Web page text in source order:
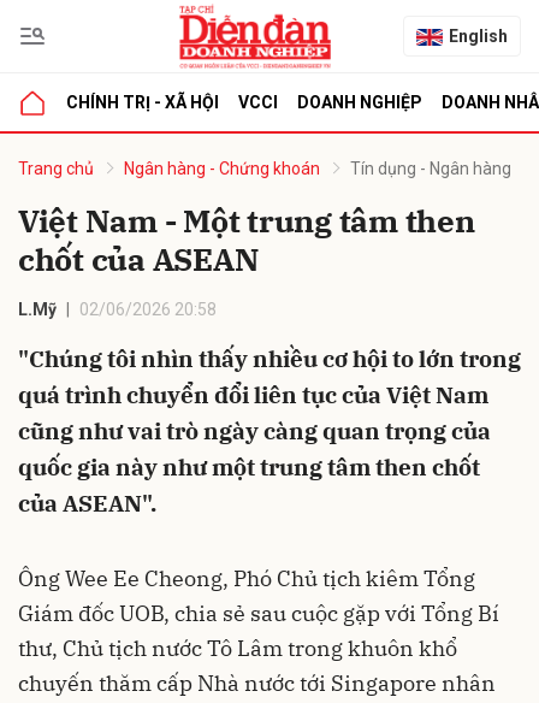
English
CHÍNH TRỊ - XÃ HỘI VCCI DOANH NGHIỆP DOANH
Trang chủ Ngân hàng - Chứng khoán Tín dụng - Ngân hàng
Việt Nam - Một trung tâm then
chốt của ASEAN
L.Mỹ 02/06/2026 20:58
"Chúng tôi nhìn thấy nhiều cơ hội to lớn trong
quá trình chuyển đổi liên tục của Việt Nam
cũng như vai trò ngày càng quan trọng của
quốc gia này như một trung tâm then chốt
của ASEAN".
Ông Wee Ee Cheong, Phó Chủ tịch kiêm Tổng
Giám đốc UOB, chia sẻ sau cuộc gặp với Tổng Bí
thư, Chủ tịch nước Tô Lâm trong khuôn khổ
chuyến thăm cấp Nhà nước tới Singapore nhân
luận
Hủy